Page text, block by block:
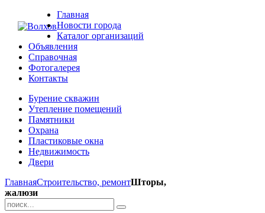
Главная
Новости города
Каталог организаций
Объявления
Справочная
Фотогалерея
Контакты
Бурение скважин
Утепление помещений
Памятники
Охрана
Пластиковые окна
Недвижимость
Двери
ГлавнаяСтроительство, ремонтШторы,
жалюзи